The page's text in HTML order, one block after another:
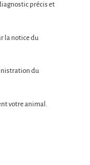
précis et
la notice du
du
votre animal.